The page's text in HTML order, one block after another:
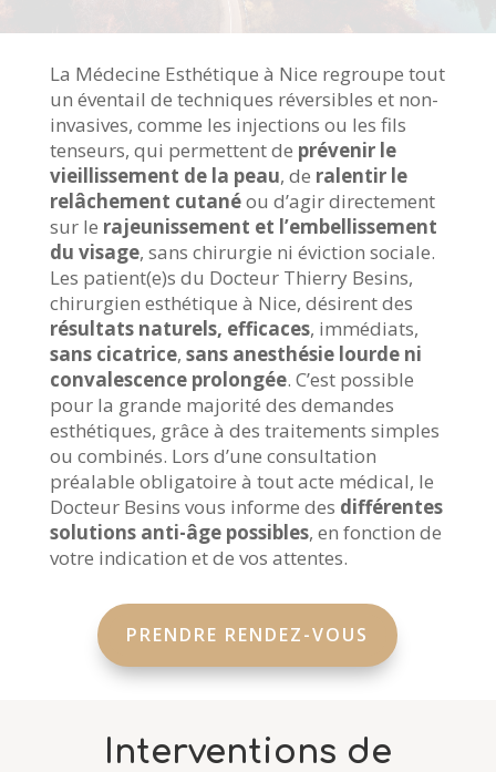
La Médecine Esthétique à Nice regroupe tout
un éventail de techniques réversibles et non-
invasives, comme les injections ou les fils
tenseurs, qui permettent de prévenir le
vieillissement de la peau, de ralentir le
relâchement cutanéou d’agir directement
sur le rajeunissement et l’embellissement
du visage, sans chirurgie ni éviction sociale.
Les patient(e)s du Docteur Thierry Besins,
chirurgien esthétique à Nice, désirent des
résultats naturels, efficaces, immédiats,
sans cicatrice, sans anesthésie lourde ni
convalescence prolongée. C’est possible
pour la grande majorité des demandes
esthétiques, grâce à des traitements simples
ou combinés. Lors d’une consultation
préalable obligatoire à tout acte médical, le
Docteur Besins vous informe des différentes
solutions anti-âge possibles, en fonction de
votre indication et de vos attentes.
PRENDRE RENDEZ-VOUS
Interventions de